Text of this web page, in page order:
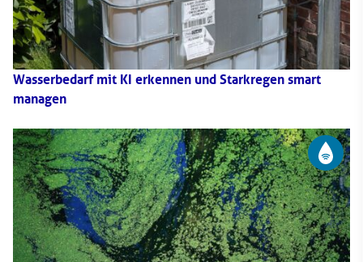
Wasserbedarf mit KI erkennen und Starkregen smart
managen